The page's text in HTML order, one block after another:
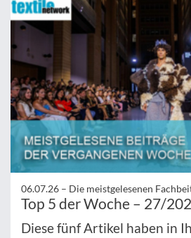
06.07.26 – Die meistgelesenen
Top 5 der Woche – 27/
Diese fünf Artikel haben in